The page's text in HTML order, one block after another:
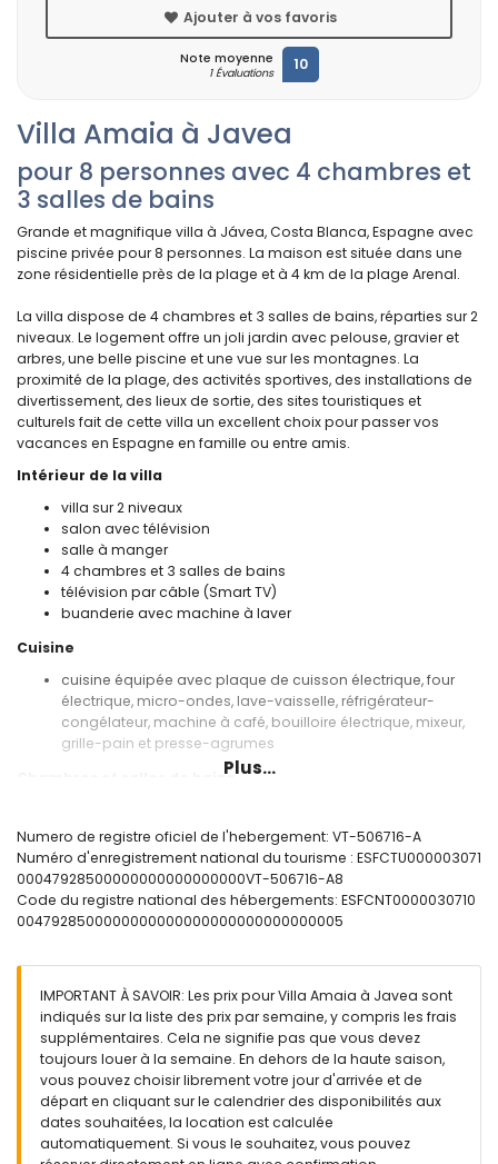
Villa Amaia à Javea
pour 8 personnes avec 4 chambres et
3 salles de bains
Grande et magnifique villa à Jávea, Costa Blanca, Espagne avec
piscine privée pour 8 personnes. La maison est située dans une
zone résidentielle près de la plage et à 4 km de la plage Arenal.
La villa dispose de 4 chambres et 3 salles de bains, réparties sur 2
niveaux. Le logement offre un joli jardin avec pelouse, gravier et
arbres, une belle piscine et une vue sur les montagnes. La
proximité de la plage, des activités sportives, des installations de
divertissement, des lieux de sortie, des sites touristiques et
culturels fait de cette villa un excellent choix pour passer vos
vacances en Espagne en famille ou entre amis.
Intérieur de la villa
villa sur 2 niveaux
salon avec télévision
salle à manger
4 chambres et 3 salles de bains
télévision par câble (Smart TV)
buanderie avec machine à laver
Cuisine
cuisine équipée avec plaque de cuisson électrique, four
électrique, micro-ondes, lave-vaisselle, réfrigérateur-
congélateur, machine à café, bouilloire électrique, mixeur,
grille-pain et presse-agrumes
Chambres et salles de bains
190cm) et salle de bain en suite
chambre avec climatisation et lit queen size (mesurant 190
x 150cm) et salle de bain en suite
2 chambres avec climatisation, chacune avec 2 lits simples
(mesurant 190 x 90cm)
toilettes
salle de bain avec lavabo simple, douche et toilettes
Extérieur de la villa
terrain clôturé
piscine privée mesurant 10m x 5m et 1,8m de profondeur
joli jardin avec pelouse, gravier, arbres et mobilier de jardin
avec transats
Plus...
Numero de registre oficiel de l'hebergement: VT-506716-A
Numéro d'enregistrement national du tourisme : ESFCTU000003071
00047928500000000000000000VT-506716-A8
Code du registre national des hébergements: ESFCNT0000030710
0047928500000000000000000000000000005
IMPORTANT À SAVOIR: Les prix pour Villa Amaia à Javea sont
indiqués sur la liste des prix par semaine, y compris les frais
supplémentaires. Cela ne signifie pas que vous devez
toujours louer à la semaine. En dehors de la haute saison,
vous pouvez choisir librement votre jour d'arrivée et de
départ en cliquant sur le calendrier des disponibilités aux
dates souhaitées, la location est calculée
automatiquement. Si vous le souhaitez, vous pouvez
Ajouter à vos favoris
Note moyenne
1 Évaluations 10